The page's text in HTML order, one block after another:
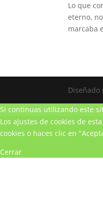
Lo que
eterno,
marcaba
Diseñado
Si continuas utilizando este
Los ajustes de cookies de
cookies o haces clic en
Cerrar